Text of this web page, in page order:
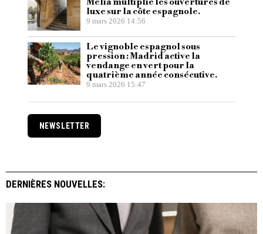
luxe sur la côte espagnole.
9 mars 2026 14:56
Le vignoble espagnol sous
pression : Madrid active la
vendange en vert pour la
quatrième année consécutive.
9 mars 2026 15:47
NEWSLETTER
DERNIÈRES NOUVELLES: